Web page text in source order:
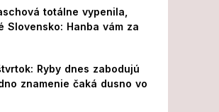
totálne vypenila,
Slovensko: Hanba vám za
Ryby dnes zabodujú
znamenie čaká dusno vo